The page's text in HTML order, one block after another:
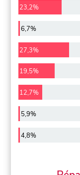
23,2%
6,7%
27,3%
19,5%
12,7%
5,9%
4,8%